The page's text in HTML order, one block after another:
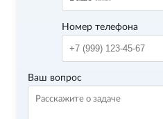
Номер телефона
Ваш вопрос